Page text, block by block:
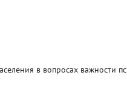
в вопросах важности